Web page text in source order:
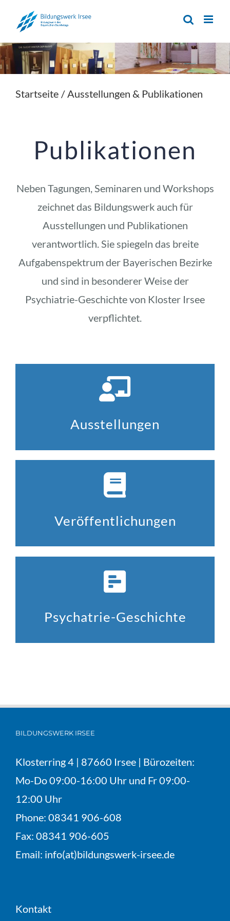
Inhalt
springen
Startseite / Ausstellungen & Publikationen
Publikationen
Neben Tagungen, Seminaren und Workshops
zeichnet das Bildungswerk auch für
Ausstellungen und Publikationen
verantwortlich. Sie spiegeln das breite
Aufgabenspektrum der Bayerischen Bezirke
und sind in besonderer Weise der
Psychiatrie-Geschichte von Kloster Irsee
verpflichtet.
Ausstellungen
Veröffentlichungen
Psychatrie-Geschichte
BILDUNGSWERK IRSEE
Klosterring 4 | 87660 Irsee | Bürozeiten:
Mo-Do 09:00-16:00 Uhr und Fr 09:00-
12:00 Uhr
Phone: 08341 906-608
Fax: 08341 906-605
Email: info(at)bildungswerk-irsee.de
Kontakt